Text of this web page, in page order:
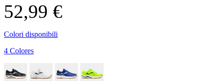
52,99 €
Colori disponibili
4 Colores